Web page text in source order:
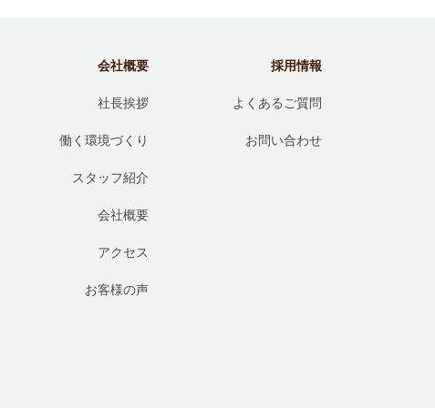
会社概要
社長挨拶
働く環境づくり
スタッフ紹介
会社概要
アクセス
お客様の声
採用情報
よくあるご質問
お問い合わせ